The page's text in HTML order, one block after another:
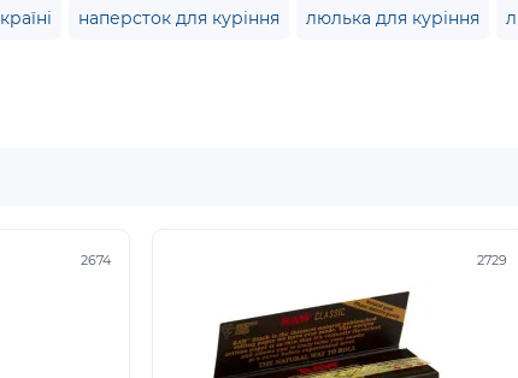
наперсток для куріння люлька для куріння
2674 2729